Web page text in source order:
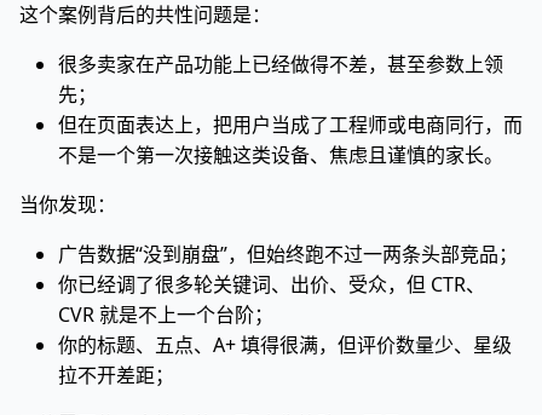
这个案例背后的共性问题是：
很多卖家在产品功能上已经做得不差，甚至参数上领
先；
但在页面表达上，把用户当成了工程师或电商同行，而
不是一个第一次接触这类设备、焦虑且谨慎的家长。
当你发现：
广告数据“没到崩盘”，但始终跑不过一两条头部竞品；
你已经调了很多轮关键词、出价、受众，但 CTR、
CVR 就是不上一个台阶；
你的标题、五点、A+ 填得很满，但评价数量少、星级
拉不开差距；